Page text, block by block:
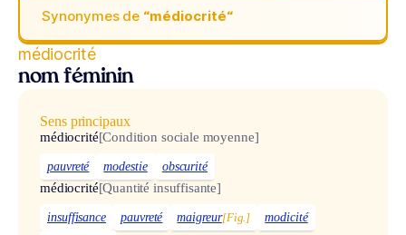
Synonymes de “médiocrité“
médiocrité
nom féminin
Sens principaux
médiocrité[Condition sociale moyenne]
pauvreté modestie obscurité
médiocrité[Quantité insuffisante]
insuffisance pauvreté maigreur[Fig.]
modicité